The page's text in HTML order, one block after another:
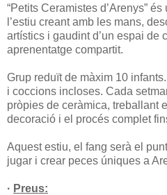
“Petits Ceramistes d’Arenys”
l’estiu creant amb les mans,
artístics i gaudint d’un espai de
aprenentatge compartit.
Grup reduït de màxim 10
i coccions incloses. Cada
pròpies de ceràmica, treballant
decoració i el procés complet
Aquest estiu, el fang serà el
jugar i crear peces úniques a
· Preus: